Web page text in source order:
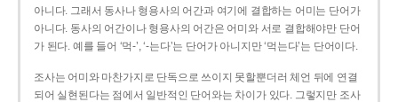
아니다. 그래서 동사나 형용사의 어간과 여기에 결합하는 어미는 단어가
아니다. 동사의 어간이나 형용사의 어간은 어미와 서로 결합해야만 단어
가 된다. 예를 들어 ‘먹-’, ‘-는다’는 단어가 아니지만 ‘먹는다’는 단어이다.
조사는 어미와 마찬가지로 단독으로 쓰이지 못할뿐더러 체언 뒤에 연결
되어 실현된다는 점에서 일반적인 단어와는 차이가 있다. 그렇지만 조사